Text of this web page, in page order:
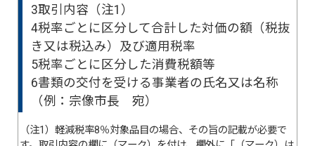
3取引内容（注1）
4税率ごとに区分して合計した対価の額（税抜
き又は税込み）及び適用税率
5税率ごとに区分した消費税額等
6書類の交付を受ける事業者の氏名又は名称
（例：宗像市長 宛）
（注1）軽減税率8％対象品目の場合、その旨の記載が必要で